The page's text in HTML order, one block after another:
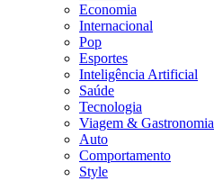
Economia
Internacional
Pop
Esportes
Inteligência Artificial
Saúde
Tecnologia
Viagem & Gastronomia
Auto
Comportamento
Style